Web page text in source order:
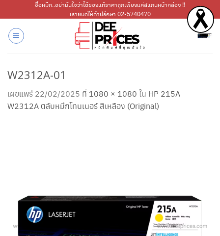
ไป
เนื้อหา
ซื้อหมึก..อย่ามั่นใจว่าได้ของแท้ราคาถูกเพียงแค่สแกนหน้ากล่อง !!
เรายินดีให้คำปรึกษา 02-5740470
W2312A-01
เผยแพร่ 22/02/2025 ที่ 1080 × 1080 ใน HP 215A
W2312A ตลับหมึกโทนเนอร์ สีเหลือง (Original)